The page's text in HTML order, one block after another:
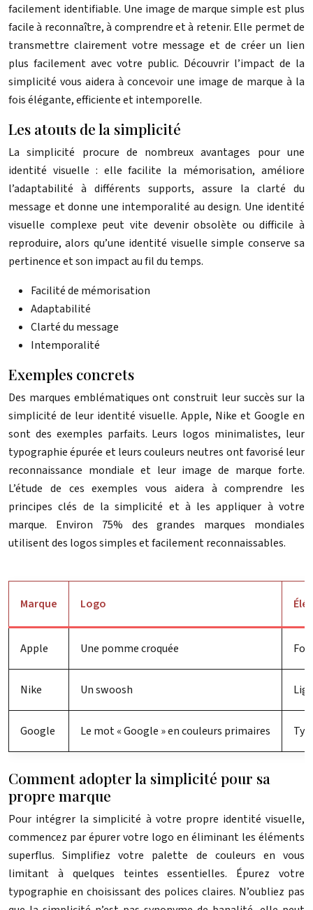
facilement identifiable. Une image de marque simple est plus
facile à reconnaître, à comprendre et à retenir. Elle permet de
transmettre clairement votre message et de créer un lien
plus facilement avec votre public. Découvrir l’impact de la
simplicité vous aidera à concevoir une image de marque à la
fois élégante, efficiente et intemporelle.
Les atouts de la simplicité
La simplicité procure de nombreux avantages pour une
identité visuelle : elle facilite la mémorisation, améliore
l’adaptabilité à différents supports, assure la clarté du
message et donne une intemporalité au design. Une identité
visuelle complexe peut vite devenir obsolète ou difficile à
reproduire, alors qu’une identité visuelle simple conserve sa
pertinence et son impact au fil du temps.
Facilité de mémorisation
Adaptabilité
Clarté du message
Intemporalité
Exemples concrets
Des marques emblématiques ont construit leur succès sur la
simplicité de leur identité visuelle. Apple, Nike et Google en
sont des exemples parfaits. Leurs logos minimalistes, leur
typographie épurée et leurs couleurs neutres ont favorisé leur
reconnaissance mondiale et leur image de marque forte.
L’étude de ces exemples vous aidera à comprendre les
principes clés de la simplicité et à les appliquer à votre
marque. Environ 75% des grandes marques mondiales
utilisent des logos simples et facilement reconnaissables.
Marque Logo
Apple Une pomme croquée
Nike Un swoosh
Google Le mot « Google » en couleurs primaires
Comment adopter la simplicité pour sa
propre marque
Pour intégrer la simplicité à votre propre identité visuelle,
commencez par épurer votre logo en éliminant les éléments
superflus. Simplifiez votre palette de couleurs en vous
limitant à quelques teintes essentielles. Épurez votre
typographie en choisissant des polices claires. N’oubliez pas